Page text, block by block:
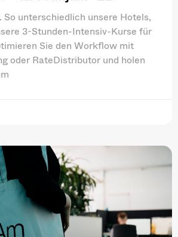
unterschiedlich unsere Hotels,
3-Stunden-Intensiv-Kurse für
Sie den Workflow mit
oder RateDistributor und holen